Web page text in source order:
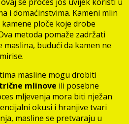
i domaćinstvima. Kameni mlin
ploče koje drobe
metoda pomaže zadržati
budući da kamen ne
masline mogu drobiti
mlinove ili posebne
mljevenja mora biti nježan
okusi i hranjive tvari
masline se pretvaraju u